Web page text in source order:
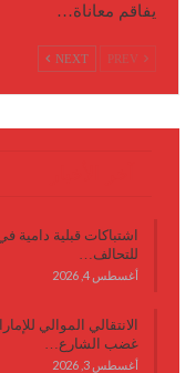
يفاقم معاناة…
NEXT
اشتباكات قبلية
للتحالف…
أغسطس 4, 2026
الانتقالي الموالي
غضب الشارع…
أغسطس 3, 2026